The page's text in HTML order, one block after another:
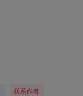
联系作者